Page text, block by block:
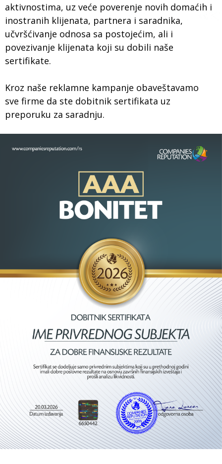
aktivnostima, uz veće poverenje novih domaćih i
inostranih klijenata, partnera i saradnika,
učvršćivanje odnosa sa postojećim, ali i
povezivanje klijenata koji su dobili naše
sertifikate.
Kroz naše reklamne kampanje obaveštavamo
sve firme da ste dobitnik sertifikata uz
preporuku za saradnju.